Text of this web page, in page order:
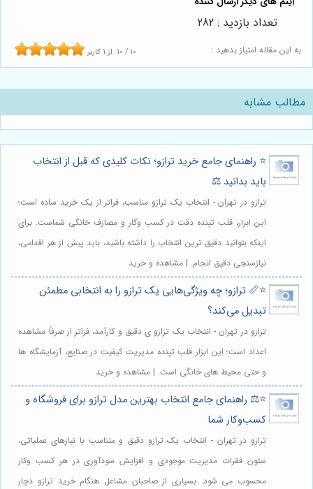
به این مقاله امتیاز بدهید : 10 / 10 از 1 کاربر
تعداد بازدید : 282
مطالب مشابه
⭐️ راهنمای جامع خرید ترازو؛ نکات کلیدی که قبل از انتخاب
باید بدانید ⚖️
ترازو در تهران - انتخاب یک ترازو مناسب، فراتر از یک خرید ساده است؛
این ابزار، قلب تپنده دقت در کسب وکار و مصارف خانگی شماست. برای
اینکه بتوانید دقیق ترین انتخاب را داشته باشید، باید پیش از هر اقدامی،
نیازسنجی دقیق انجام. | مشاهده و خرید
⭐️📏 ترازو؛ چه ویژگی‌هایی یک ترازو را به انتخابی مطمئن
تبدیل می‌کند؟
ترازو در تهران - انتخاب یک ترازو ی دقیق و کارآمد، فراتر از صرفاً مشاهده
اعداد است؛ این ابزار قلب تپنده مدیریت کیفیت در صنایع، آزمایشگاه ها
و حتی محیط های خانگی است. | مشاهده و خرید
⭐️⚖️ راهنمای جامع انتخاب بهترین مدل ترازو برای فروشگاه و
کسب‌وکار شما
ترازو در تهران - انتخاب یک ترازو دقیق و متناسب با نیازهای عملیاتی،
ستون فقرات مدیریت موجودی و افزایش سودآوری در هر کسب وکار
محسوب می شود. بسیاری از صاحبان مشاغل هنگام خرید ترازو دچار